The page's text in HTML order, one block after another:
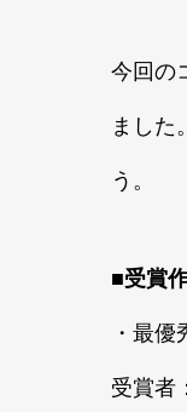
今回の
ました
う。
■受賞
・最
受賞者